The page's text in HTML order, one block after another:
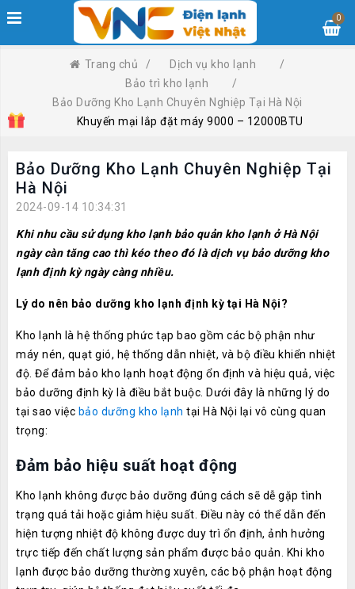
0
Trang chủ / Dịch vụ kho lạnh
/
Bảo trì kho lạnh
/
Bảo Dưỡng Kho Lạnh Chuyên Nghiệp Tại Hà Nội
Khuyến mại lắp đặt máy 9000 – 12000BTU
Bảo Dưỡng Kho Lạnh Chuyên Nghiệp Tại
Hà Nội
2024-09-14 10:34:31
Khi nhu cầu sử dụng kho lạnh bảo quản kho lạnh ở Hà Nội
ngày càn tăng cao thì kéo theo đó là dịch vụ bảo dưỡng kho
lạnh định kỳ ngày càng nhiều.
Lý do nên bảo dưỡng kho lạnh định kỳ tại Hà Nội?
Kho lạnh là hệ thống phức tạp bao gồm các bộ phận như
máy nén, quạt gió, hệ thống dẫn nhiệt, và bộ điều khiển nhiệt
độ. Để đảm bảo kho lạnh hoạt động ổn định và hiệu quả, việc
bảo dưỡng định kỳ là điều bắt buộc. Dưới đây là những lý do
tại sao việc bảo dưỡng kho lạnh tại Hà Nội lại vô cùng quan
trọng:
Đảm bảo hiệu suất hoạt động
Kho lạnh không được bảo dưỡng đúng cách sẽ dễ gặp tình
trạng quá tải hoặc giảm hiệu suất. Điều này có thể dẫn đến
hiện tượng nhiệt độ không được duy trì ổn định, ảnh hưởng
trực tiếp đến chất lượng sản phẩm được bảo quản. Khi kho
lạnh được bảo dưỡng thường xuyên, các bộ phận hoạt động